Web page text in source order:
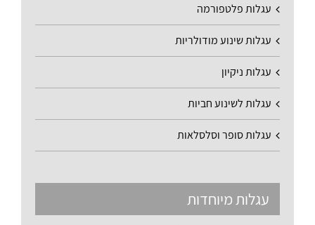
עגלות פלטפורמה
עגלות שינוע מודולריות
עגלות ניקיון
עגלות לשינוע חביות
עגלות סופר וסלסלאות
עגלות מיוחדות